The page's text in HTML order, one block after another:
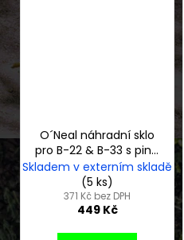
O´Neal náhradní sklo
pro B-22 & B-33 s piny,
šedá
Skladem v externím skladě
(5 ks)
371 Kč bez DPH
449 Kč